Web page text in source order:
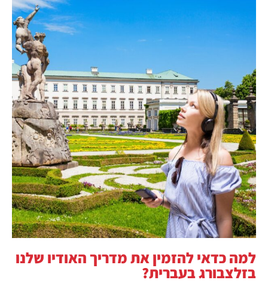
למה כדאי להזמין את מדריך האודיו שלנו
בזלצבורג בעברית?